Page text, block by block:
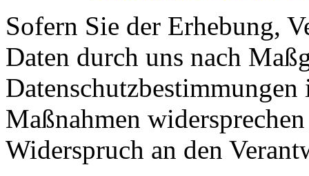
Sofern Sie der Erhebung,
Daten durch uns nach
Maßnahmen
Widerspruch an den